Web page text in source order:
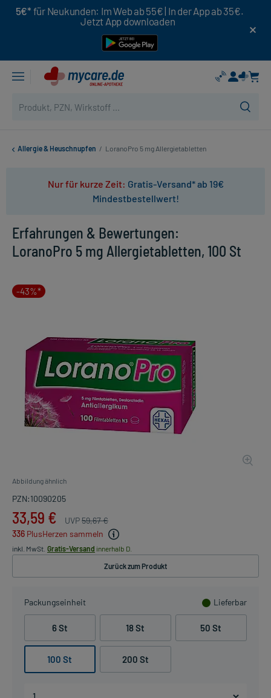
5€* für Neukunden: Im Web ab 55€ | In der App ab 35€.
Jetzt App downloaden
Allergie & Heuschnupfen / LoranoPro 5 mg Allergietabletten
Nur für kurze Zeit: Gratis-Versand* ab 19€
Mindestbestellwert!
Erfahrungen & Bewertungen:
LoranoPro 5 mg Allergietabletten, 100 St
-43%*
Abbildung ähnlich
PZN:10090205
33,59 € UVP59,67 €
336 PlusHerzen sammeln
inkl. MwSt. Gratis-Versand innerhalb D.
Zurück zum Produkt
Packungseinheit Lieferbar
6 St 18 St 50 St
100 St 200 St